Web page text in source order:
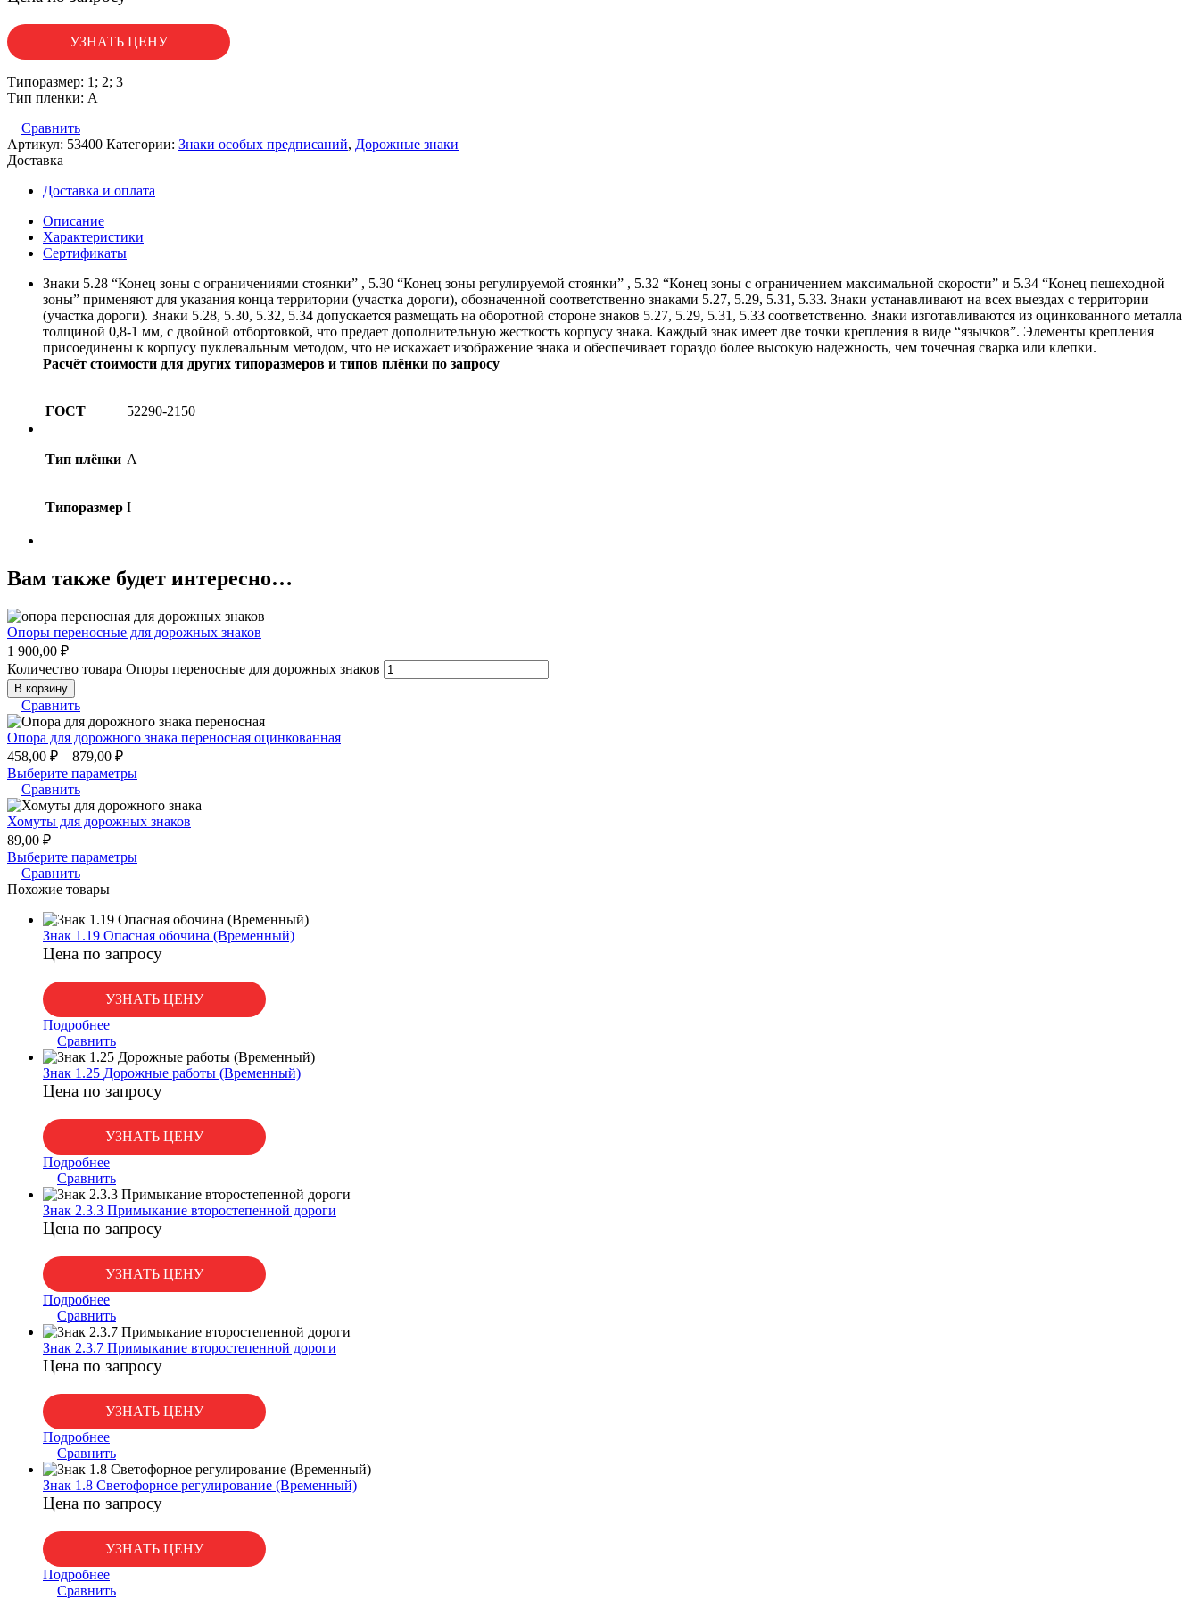
УЗНАТЬ ЦЕНУ
Типоразмер: 1; 2; 3
Тип пленки: А
Сравнить
Артикул: 53400 Категории: Знаки особых предписаний, Дорожные знаки
Доставка
Доставка и оплата
Описание
Характеристики
Сертификаты
Знаки 5.28 “Конец зоны с ограничениями стоянки” , 5.30 “Конец зоны регулируемой стоянки” , 5.32 “Конец зоны с ограничением максимальной скорости” и 5.34 “Конец пешеходной
зоны” применяют для указания конца территории (участка дороги), обозначенной соответственно знаками 5.27, 5.29, 5.31, 5.33. Знаки устанавливают на всех выездах с территории
(участка дороги). Знаки 5.28, 5.30, 5.32, 5.34 допускается размещать на оборотной стороне знаков 5.27, 5.29, 5.31, 5.33 соответственно. Знаки изготавливаются из оцинкованного металла
толщиной 0,8-1 мм, с двойной отбортовкой, что предает дополнительную жесткость корпусу знака. Каждый знак имеет две точки крепления в виде “язычков”. Элементы крепления
присоединены к корпусу пуклевальным методом, что не искажает изображение знака и обеспечивает гораздо более высокую надежность, чем точечная сварка или клепки.
Расчёт стоимости для других типоразмеров и типов плёнки по запросу
ГОСТ 52290-2150
Тип плёнки А
Типоразмер I
Вам также будет интересно…
Опоры переносные для дорожных знаков
1 900,00 ₽
Количество товара Опоры переносные для дорожных знаков
В корзину
Сравнить
Опора для дорожного знака переносная оцинкованная
458,00 ₽ – 879,00 ₽
Выберите параметры
Сравнить
Хомуты для дорожных знаков
89,00 ₽
Выберите параметры
Сравнить
Похожие товары
Знак 1.19 Опасная обочина (Временный)
Цена по запросу
УЗНАТЬ ЦЕНУ
Подробнее
Сравнить
Знак 1.25 Дорожные работы (Временный)
Цена по запросу
УЗНАТЬ ЦЕНУ
Подробнее
Сравнить
Знак 2.3.3 Примыкание второстепенной дороги
Цена по запросу
УЗНАТЬ ЦЕНУ
Подробнее
Сравнить
Знак 2.3.7 Примыкание второстепенной дороги
Цена по запросу
УЗНАТЬ ЦЕНУ
Подробнее
Сравнить
Знак 1.8 Светофорное регулирование (Временный)
Цена по запросу
УЗНАТЬ ЦЕНУ
Подробнее
Сравнить